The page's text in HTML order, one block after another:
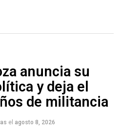
que
mostrar las ventajas
extranjera,
directos para las y los
lazos en Foro Logístico
anuncia su
y deja el
de militancia
el agosto 8, 2026